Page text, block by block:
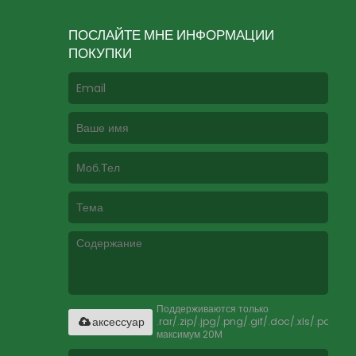
ПОСЛАЙТЕ МНЕ ИНФОРМАЦИИ
ПОКУПКИ
Поддерживаются только
.rar/.zip/.jpg/.png/.gif/.doc/.xls/.pdf,
максимум 20M
аксессуар